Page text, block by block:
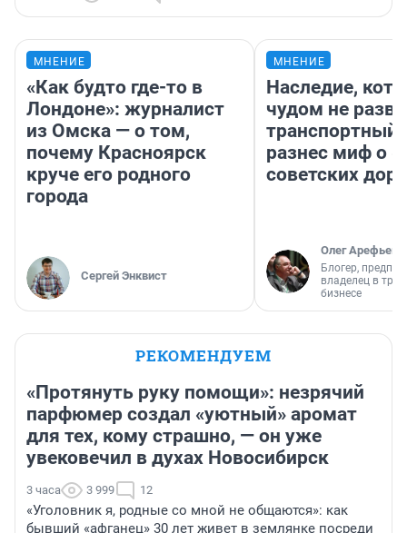
МНЕНИЕ
«Как будто где-то в
Лондоне»: журналист
из Омска — о том,
почему Красноярск
круче его родного
города
Сергей Энквист
МНЕНИЕ
Наследие,
чудом не
транспортный
разнес миф о
советских
Олег Арефьев
Блогер,
владелец в
бизнесе
РЕКОМЕНДУЕМ
«Протянуть руку помощи»: незрячий
парфюмер создал «уютный» аромат
для тех, кому страшно, — он уже
увековечил в духах Новосибирск
3 часа 3 999 12
«Уголовник я, родные со мной не общаются»: как
бывший «афганец» 30 лет живет в землянке посреди